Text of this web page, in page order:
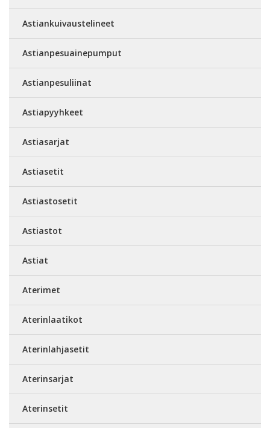
Astiankuivaustelineet
Astianpesuainepumput
Astianpesuliinat
Astiapyyhkeet
Astiasarjat
Astiasetit
Astiastosetit
Astiastot
Astiat
Aterimet
Aterinlaatikot
Aterinlahjasetit
Aterinsarjat
Aterinsetit